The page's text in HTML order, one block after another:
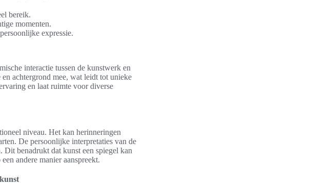
bereik.
momenten.
expressie.
interactie tussen de kunstwerk en
achtergrond mee, wat leidt tot unieke
en laat ruimte voor diverse
niveau. Het kan herinneringen
De persoonlijke interpretaties van de
benadrukt dat kunst een spiegel kan
andere manier aanspreekt.